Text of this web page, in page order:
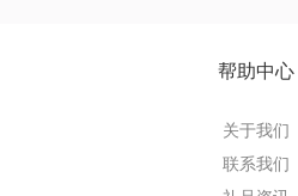
帮助中心
关于我们
联系我们